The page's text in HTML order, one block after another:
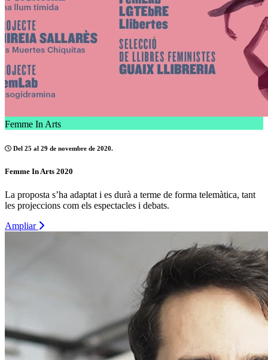
Femme In Arts
Del 25 al 29 de novembre de 2020.
Femme In Arts 2020
La proposta s’ha adaptat i es durà a terme de forma telemàtica, tant
les projeccions com els espectacles i debats.
Ampliar